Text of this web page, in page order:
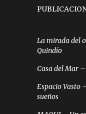
La mirada del
Quindío
Casa del Mar
Espacio Vasto
sueños